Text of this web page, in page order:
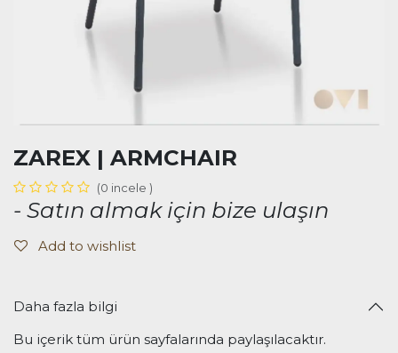
ZAREX | ARMCHAIR
(0 incele )
- Satın almak için bize ulaşın
Add to wishlist
Daha fazla bilgi
Bu içerik tüm ürün sayfalarında paylaşılacaktır.